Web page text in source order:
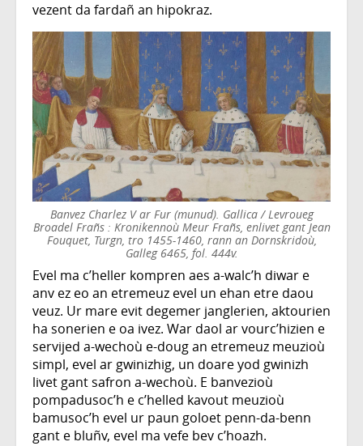
vezent da fardañ an hipokraz.
Banvez Charlez V ar Fur (munud). Gallica / Levroueg
Broadel Frañs : Kronikennoù Meur Frañs, enlivet gant Jean
Fouquet, Turgn, tro 1455-1460, rann an Dornskridoù,
Galleg 6465, fol. 444v.
Evel ma c’heller kompren aes a-walc’h diwar e
anv ez eo an etremeuz evel un ehan etre daou
veuz. Ur mare evit degemer janglerien, aktourien
ha sonerien e oa ivez. War daol ar vourc’hizien e
servijed a-wechoù e-doug an etremeuz meuzioù
simpl, evel ar gwinizhig, un doare yod gwinizh
livet gant safron a-wechoù. E banvezioù
pompadusoc’h e c’helled kavout meuzioù
bamusoc’h evel ur paun goloet penn-da-benn
gant e bluñv, evel ma vefe bev c’hoazh.